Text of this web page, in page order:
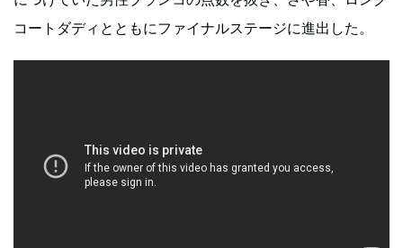
コートダディとともにファイナルステージに進出した。